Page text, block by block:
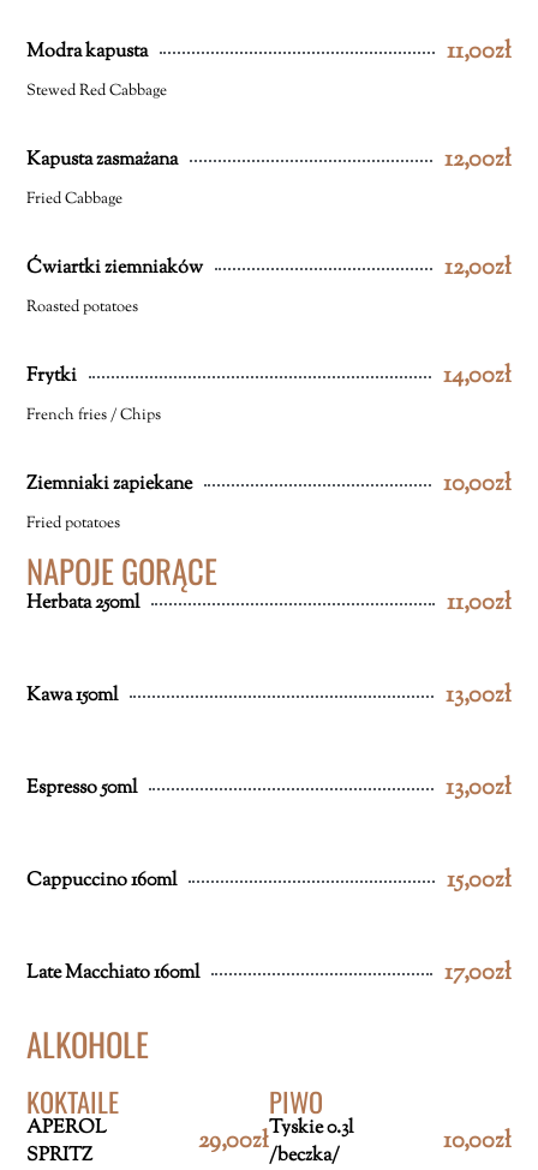
Modra kapusta 11,00zł
Stewed Red Cabbage
Kapusta zasmażana 12,00zł
Fried Cabbage
Ćwiartki ziemniaków 12,00zł
Roasted potatoes
Frytki 14,00zł
French fries / Chips
Ziemniaki zapiekane 10,00zł
Fried potatoes
NAPOJE GORĄCE
Herbata 250ml 11,00zł
Kawa 150ml 13,00zł
Espresso 50ml 13,00zł
Cappuccino 160ml 15,00zł
Late Macchiato 160ml 17,00zł
ALKOHOLE
KOKTAILE
APEROL
SPRITZ
29,00zł
PIWO
Tyskie 0.3l
/beczka/
10,00zł